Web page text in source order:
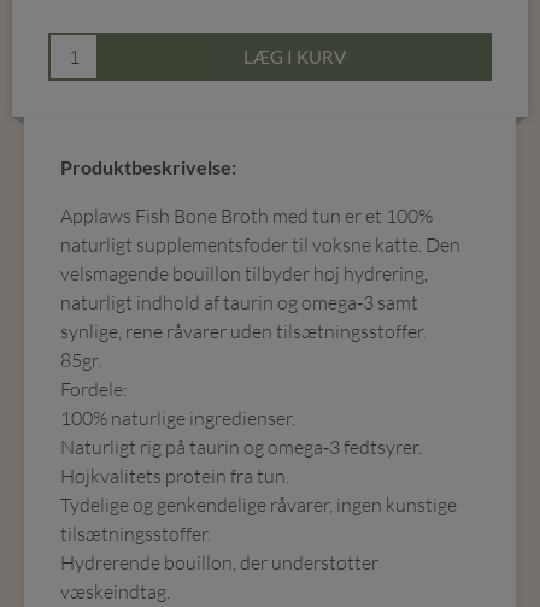
LÆG I KURV
Produktbeskrivelse:
Applaws Fish Bone Broth med tun er et 100%
naturligt supplementsfoder til voksne katte. Den
velsmagende bouillon tilbyder høj hydrering,
naturligt indhold af taurin og omega‑3 samt
synlige, rene råvarer uden tilsætningsstoffer.
85gr.
Fordele:
100% naturlige ingredienser.
Naturligt rig på taurin og omega‑3 fedtsyrer.
Højkvalitets protein fra tun.
Tydelige og genkendelige råvarer, ingen kunstige
tilsætningsstoffer.
Hydrerende bouillon, der understøtter
væskeindtag.